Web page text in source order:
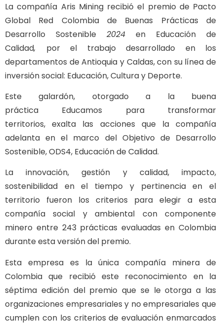
La compañía Aris Mining recibió el premio de Pacto
Global Red Colombia de Buenas Prácticas de
Desarrollo Sostenible 2024 en Educación de
Calidad, por el trabajo desarrollado en los
departamentos de Antioquia y Caldas, con su línea de
inversión social: Educación, Cultura y Deporte.
Este galardón, otorgado a la buena
práctica Educamos para transformar
territorios, exalta las acciones que la compañía
adelanta en el marco del Objetivo de Desarrollo
Sostenible, ODS4, Educación de Calidad.
La innovación, gestión y calidad, impacto,
sostenibilidad en el tiempo y pertinencia en el
territorio fueron los criterios para elegir a esta
compañía social y ambiental con componente
minero entre 243 prácticas evaluadas en Colombia
durante esta versión del premio.
Esta empresa es la única compañía minera de
Colombia que recibió este reconocimiento en la
séptima edición del premio que se le otorga a las
organizaciones empresariales y no empresariales que
cumplen con los criterios de evaluación enmarcados